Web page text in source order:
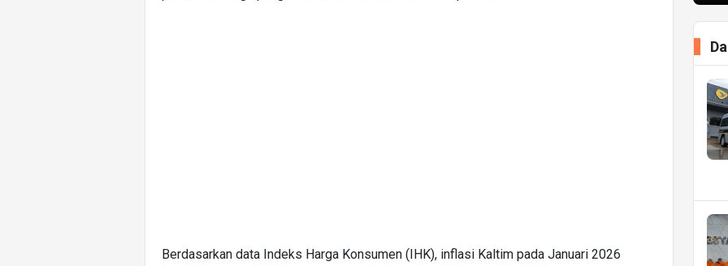
Berdasarkan data Indeks Harga Konsumen (IHK), inflasi Kaltim pada Januari 2026